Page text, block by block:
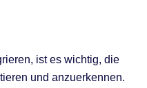
ist es wichtig, die
und anzuerkennen.